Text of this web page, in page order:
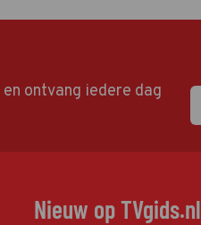
ontvang iedere dag
Nieuw op TVgids.nl